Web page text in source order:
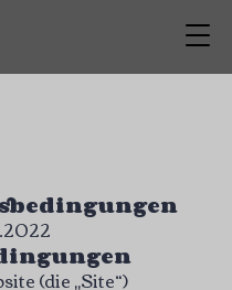
(die „Site“)